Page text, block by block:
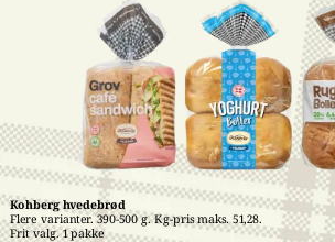
Kohberg hvedebrød
Flere varianter. 390-500 g. Kg-pris maks. 51,28.
Frit valg. 1 pakke